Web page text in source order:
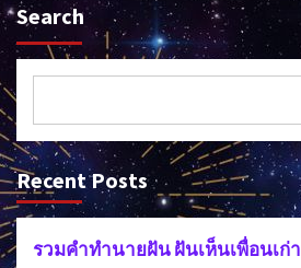
Search
Recent Posts
รวมคำทำนายฝัน ฝันเห็นเพื่อนเก่า